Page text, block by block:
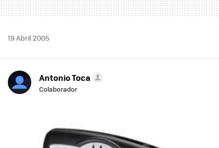
19 Abril 2005
Antonio Toca
Colaborador